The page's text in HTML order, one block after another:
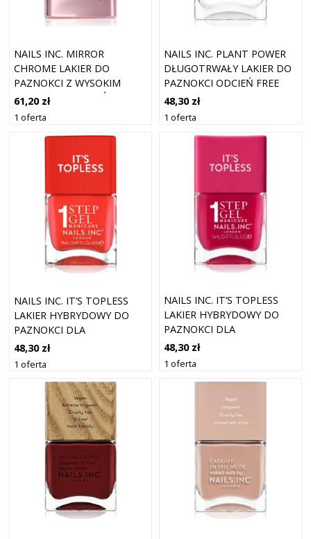
NAILS INC. MIRROR
CHROME LAKIER DO
PAZNOKCI Z WYSOKIM
POŁYSKIEM ODCIEŃ YOU'RE
BEING CHROMATIC 14 ML
61,20 zł
1 oferta
NAILS INC. PLANT POWER
DŁUGOTRWAŁY LAKIER DO
PAZNOKCI ODCIEŃ FREE
TIME IT'S ME TIME 14 ML
48,30 zł
1 oferta
NAILS INC. IT’S TOPLESS
LAKIER HYBRYDOWY DO
PAZNOKCI DLA
DŁUGOTRWAŁEGO EFEKTU
ODCIEŃ JENNIFER 14 ML
48,30 zł
1 oferta
NAILS INC. IT’S TOPLESS
LAKIER HYBRYDOWY DO
PAZNOKCI DLA
DŁUGOTRWAŁEGO EFEKTU
ODCIEŃ GRACIE GUAVA RED
48,30 zł
1 oferta